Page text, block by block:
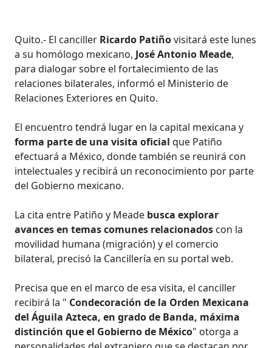
Quito.- El canciller Ricardo Patiñovisitará este lunes
a su homólogo mexicano, José Antonio Meade,
para dialogar sobre el fortalecimiento de las
relaciones bilaterales, informó el Ministerio de
Relaciones Exteriores en Quito.
El encuentro tendrá lugar en la capital mexicana y
forma parte de una visita oficialque Patiño
efectuará a México, donde también se reunirá con
intelectuales y recibirá un reconocimiento por parte
del Gobierno mexicano.
La cita entre Patiño y Meade busca explorar
avances en temas comunes relacionados con la
movilidad humana (migración) y el comercio
bilateral, precisó la Cancillería en su portal web.
Precisa que en el marco de esa visita, el canciller
recibirá la " Condecoración de la Orden Mexicana
del Águila Azteca, en grado de Banda, máxima
distinción que el Gobierno de México" otorga a